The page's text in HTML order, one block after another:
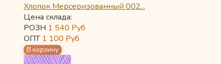
Хлопок Мерсеризованный 002...
Цена склада:
РОЗН 1 540 Руб
ОПТ 1 100 Руб